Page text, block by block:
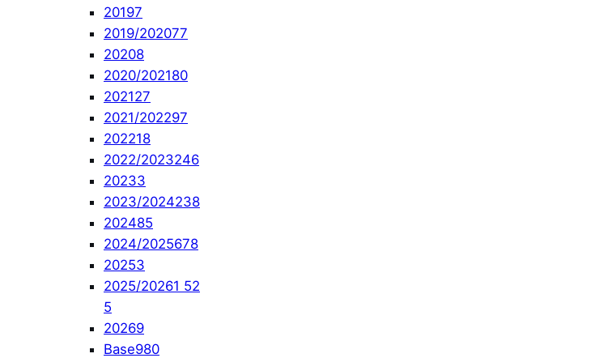
20197
2019/202077
20208
2020/202180
202127
2021/202297
202218
2022/2023246
20233
2023/2024238
202485
2024/2025678
20253
2025/20261 52
5
20269
Base980